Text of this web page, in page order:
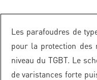
Les parafoudres de
pour la protection des
niveau du TGBT. Le
de varistances forte